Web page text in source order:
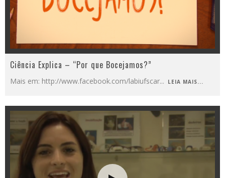
Ciência Explica – “Por que Bocejamos?”
Mais em: http://www.facebook.com/labiufscar... LEIA MAIS...